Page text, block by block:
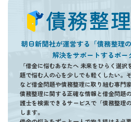
朝日新聞社が運営する「債務整理
解決をサポートするポー
「借金に悩むあなたへ 未来をひらく選
題で悩む人の心を少しでも軽くしたい。
など借金問題や債務整理に取り組む専門
債務整理に関する正確な情報と借金問題
護士を検索できるサービスで「債務整理
します。